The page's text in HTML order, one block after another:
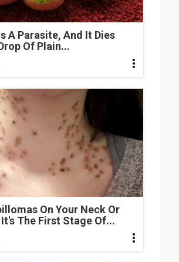
A Parasite, And It Dies
Of Plain...
On Your Neck Or
The First Stage Of...